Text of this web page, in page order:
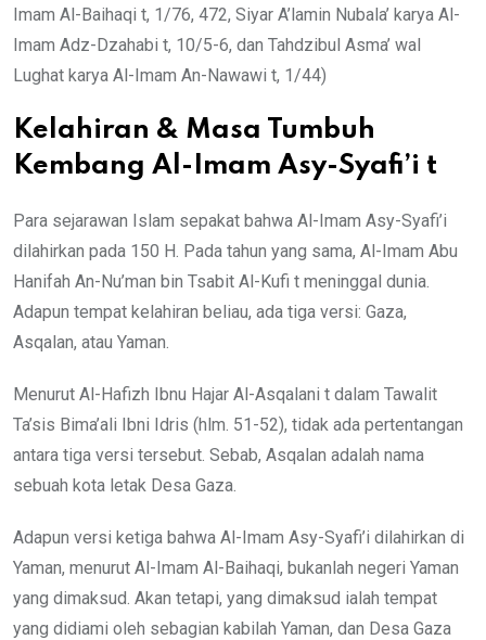
Imam Al-Baihaqi t, 1/76, 472, Siyar A’lamin Nubala’ karya Al-
Imam Adz-Dzahabi t, 10/5-6, dan Tahdzibul Asma’ wal
Lughat karya Al-Imam An-Nawawi t, 1/44)
Kelahiran & Masa Tumbuh
Kembang Al-Imam Asy-Syafi’i t
Para sejarawan Islam sepakat bahwa Al-Imam Asy-Syafi’i
dilahirkan pada 150 H. Pada tahun yang sama, Al-Imam Abu
Hanifah An-Nu’man bin Tsabit Al-Kufi t meninggal dunia.
Adapun tempat kelahiran beliau, ada tiga versi: Gaza,
Asqalan, atau Yaman.
Menurut Al-Hafizh Ibnu Hajar Al-Asqalani t dalam Tawalit
Ta’sis Bima’ali Ibni Idris (hlm. 51-52), tidak ada pertentangan
antara tiga versi tersebut. Sebab, Asqalan adalah nama
sebuah kota letak Desa Gaza.
Adapun versi ketiga bahwa Al-Imam Asy-Syafi’i dilahirkan di
Yaman, menurut Al-Imam Al-Baihaqi, bukanlah negeri Yaman
yang dimaksud. Akan tetapi, yang dimaksud ialah tempat
yang didiami oleh sebagian kabilah Yaman, dan Desa Gaza